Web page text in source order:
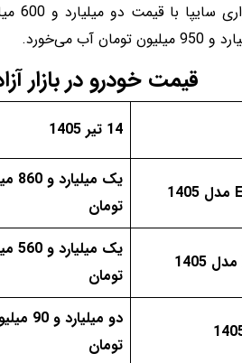
شاهین
می‌خورد.
قیمت خودرو در بازار
14 تیر 1405
یک
تومان
یک
تومان
دو میلیارد و
تومان